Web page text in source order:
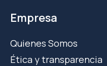
Empresa
Quienes Somos
Ética y transparencia